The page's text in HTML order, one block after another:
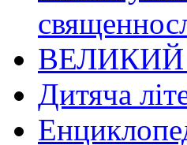
ВЕЛИКИЙ
Дитяча